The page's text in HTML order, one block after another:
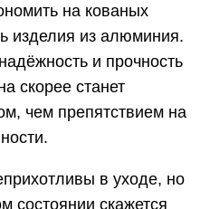
на кованых
изделия из алюминия.
и прочность
скорее станет
чем препятствием на
в уходе, но
состоянии скажется